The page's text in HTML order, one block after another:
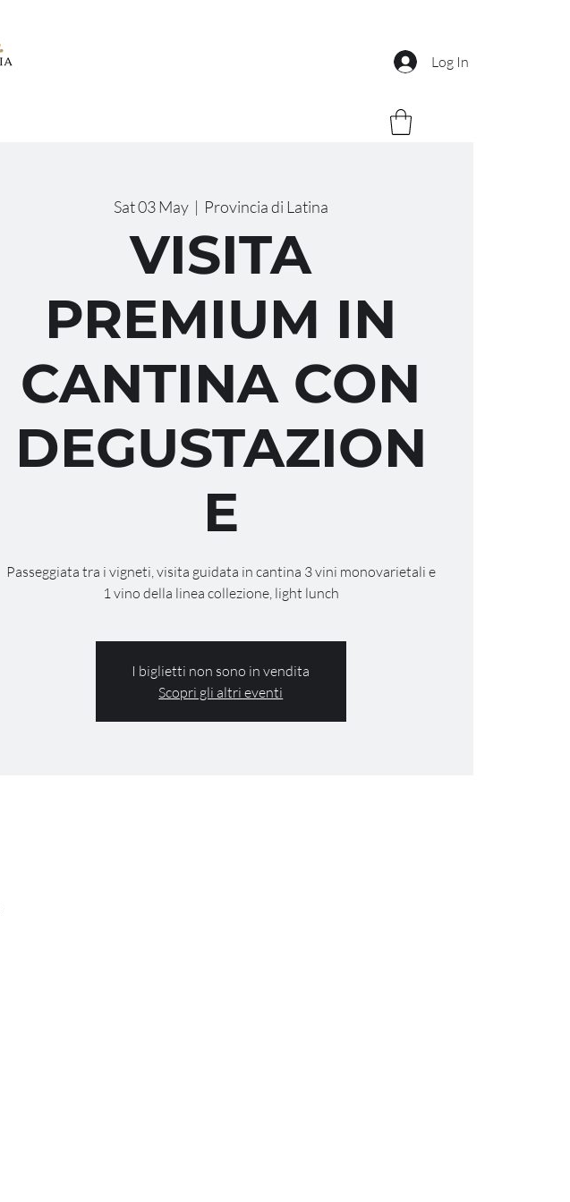
Log In
Sat 03 May
  |
Provincia di Latina
VISITA
PREMIUM IN
CANTINA CON
DEGUSTAZION
E
Passeggiata tra i vigneti, visita guidata in cantina 3 vini monovarietali e
1 vino della linea collezione, light lunch
I biglietti non sono in vendita
Scopri gli altri eventi